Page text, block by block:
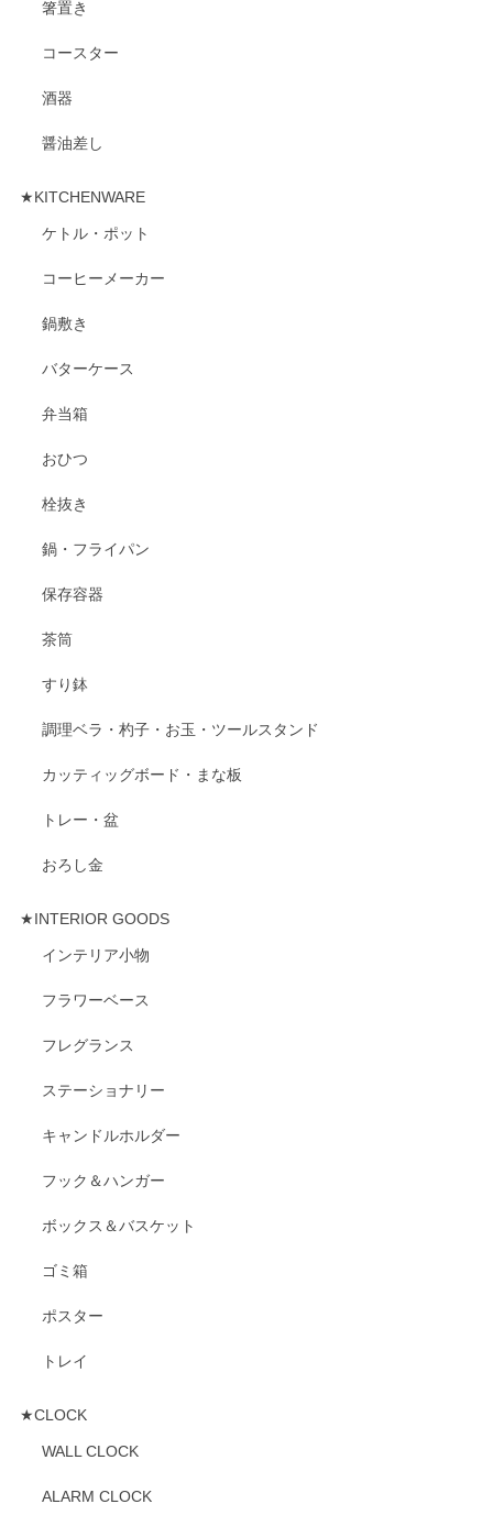
箸置き
コースター
酒器
醤油差し
★KITCHENWARE
ケトル・ポット
コーヒーメーカー
鍋敷き
バターケース
弁当箱
おひつ
栓抜き
鍋・フライパン
保存容器
茶筒
すり鉢
調理ベラ・杓子・お玉・ツールスタンド
カッティッグボード・まな板
トレー・盆
おろし金
★INTERIOR GOODS
インテリア小物
フラワーベース
フレグランス
ステーショナリー
キャンドルホルダー
フック＆ハンガー
ボックス＆バスケット
ゴミ箱
ポスター
トレイ
★CLOCK
WALL CLOCK
ALARM CLOCK